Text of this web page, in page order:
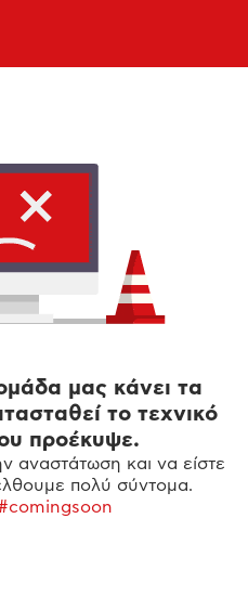
μας κάνει τα
το τεχνικό
προέκυψε.
αναστάτωση και να είστε
πολύ σύντομα.